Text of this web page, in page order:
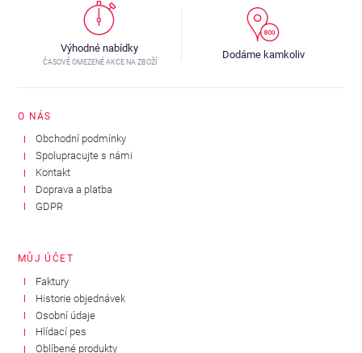
Výhodné nabídky
ČASOVĚ OMEZENÉ AKCE NA ZBOŽÍ
Dodáme kamkoliv
O NÁS
Obchodní podmínky
Spolupracujte s námi
Kontakt
Doprava a platba
GDPR
MŮJ ÚČET
Faktury
Historie objednávek
Osobní údaje
Hlídací pes
Oblíbené produkty